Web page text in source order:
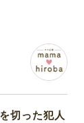
切った犯人